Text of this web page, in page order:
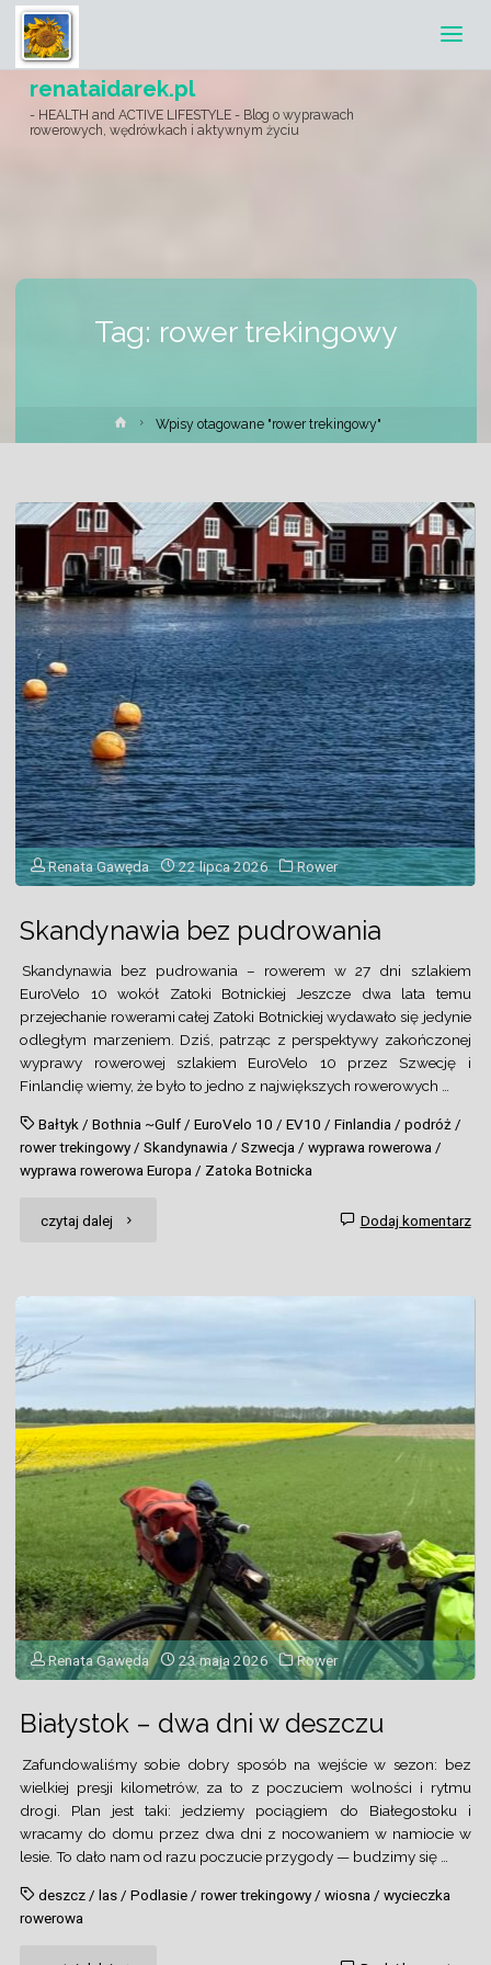
renataidarek.pl
- HEALTH and ACTIVE LIFESTYLE - Blog o wyprawach
rowerowych, wędrówkach i aktywnym życiu
Tag: rower trekingowy
Strona
główna
Wpisy otagowane "rower trekingowy"
Renata Gawęda 22 lipca 2026 Rower
Skandynawia bez pudrowania
Skandynawia bez pudrowania – rowerem w 27 dni szlakiem
EuroVelo 10 wokół Zatoki Botnickiej Jeszcze dwa lata temu
przejechanie rowerami całej Zatoki Botnickiej wydawało się jedynie
odległym marzeniem. Dziś, patrząc z perspektywy zakończonej
wyprawy rowerowej szlakiem EuroVelo 10 przez Szwecję i
Finlandię wiemy, że było to jedno z największych rowerowych …
Bałtyk/ Bothnia ~Gulf/ EuroVelo 10 / EV10 / Finlandia/ podróż/
rower trekingowy/Skandynawia/Szwecja/wyprawa rowerowa/
wyprawa rowerowa Europa/ Zatoka Botnicka
czytaj dalej "Skandynawia Dodaj komentarz
Renata Gawęda 23 maja 2026 Rower
Białystok – dwa dni w deszczu
Zafundowaliśmy sobie dobry sposób na wejście w sezon: bez
wielkiej presji kilometrów, za to z poczuciem wolności i rytmu
drogi. Plan jest taki: jedziemy pociągiem do Białegostoku i
wracamy do domu przez dwa dni z nocowaniem w namiocie w
lesie. To dało nam od razu poczucie przygody — budzimy się …
deszcz/ las/ Podlasie/ rower trekingowy/ wiosna / wycieczka
rowerowa